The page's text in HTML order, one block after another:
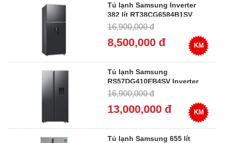
Tủ lạnh Samsung Inverter
382 lít RT38CG6584B1SV
16,900,000 đ
8,500,000 đ KM
Tủ lạnh Samsung
RS57DG410EB4SV Inverter
578 lít
16,900,000 đ
13,000,000 đ KM
Tủ lạnh Samsung 655 lít